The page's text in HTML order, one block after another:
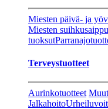
Miesten päivä- ja
Miesten
tuoksut
Terveystuotteet
Aurinkotuotteet
Jalkahoito